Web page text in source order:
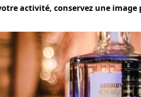
activité, conservez une